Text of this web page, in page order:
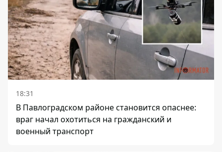
18:31
В Павлоградском районе становится опаснее:
враг начал охотиться на гражданский и
военный транспорт